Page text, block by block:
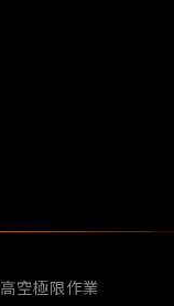
高空極限作業